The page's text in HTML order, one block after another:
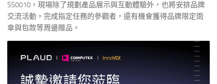
SS0010，現場除了規劃產品展示與互動體驗外，也將安排品牌
交流活動。完成指定任務的參觀者，還有機會獲得品牌限定雨
傘與包款等周邊贈品。